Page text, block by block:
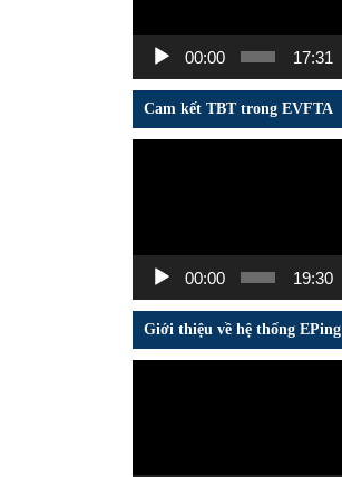
00:00 17:31
Cam kết TBT trong EVFTA
00:00 19:30
Giới thiệu về hệ thống EPing